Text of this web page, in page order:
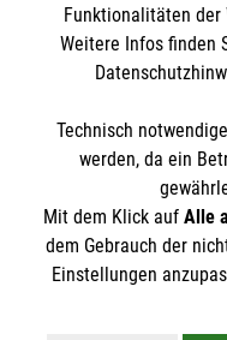
Malteserorden
Sharepoint
Spendenkonto
Pax-Bank für
IBAN: DE22 3706
BIC / S.W.I.F.T:
So finden Sie
Werkstraße 11
68519 Viernheim
Der Malteser
Funktionalitäten der
Weitere Infos finden
Technisch
werden, da ein
Mit dem Klick auf Alle
dem Gebrauch der
Einstellungen